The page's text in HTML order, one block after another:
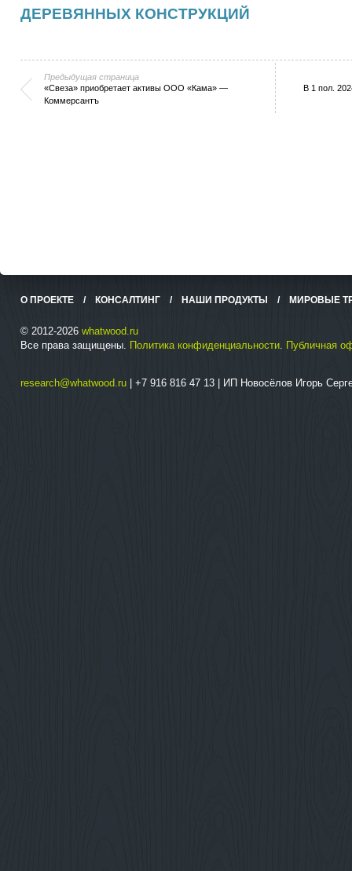
ДЕРЕВЯННЫХ КОНСТРУКЦИЙ
Предыдущая страница
«Свеза» приобретает активы ООО «Кама» —
Коммерсантъ
В 1 пол.
О ПРОЕКТЕ / КОНСАЛТИНГ / НАШИ ПРОДУКТЫ / МИРОВЫЕ
© 2012-2026 whatwood.ru
Все права защищены. Политика конфиденциальности. Публичная
research@whatwood.ru | +7 916 816 47 13 | ИП Новосёлов Игорь